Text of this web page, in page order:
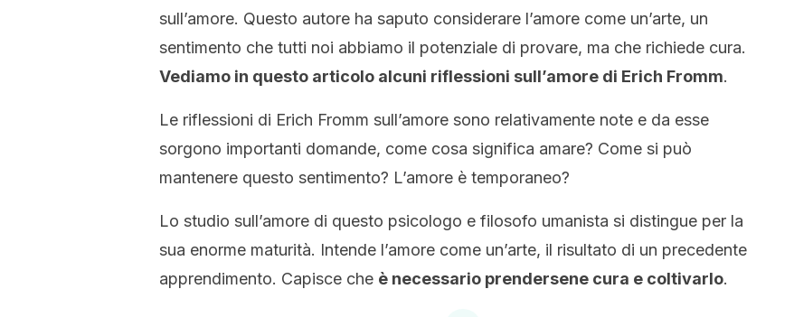
sull’amore. Questo autore ha saputo considerare l’amore come un’arte, un
sentimento che tutti noi abbiamo il potenziale di provare, ma che richiede cura.
Vediamo in questo articolo alcuni riflessioni sull’amore di Erich Fromm.
Le riflessioni di Erich Fromm sull’amore sono relativamente note e da esse
sorgono importanti domande, come cosa significa amare? Come si può
mantenere questo sentimento? L’amore è temporaneo?
Lo studio sull’amore di questo psicologo e filosofo umanista si distingue per la
sua enorme maturità. Intende l’amore come un’arte, il risultato di un precedente
apprendimento. Capisce che è necessario prendersene cura e coltivarlo.